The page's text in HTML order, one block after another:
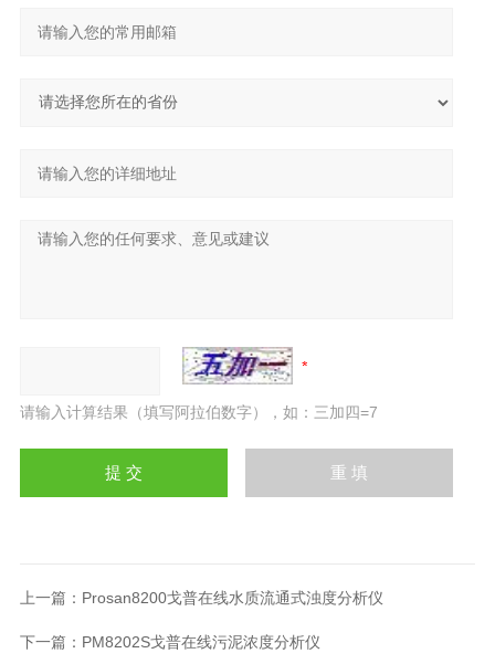
请输入计算结果（填写阿拉伯数字），如：三加四=7
上一篇： Prosan8200戈普在线水质流通式浊度分析仪
下一篇： PM8202S戈普在线污泥浓度分析仪